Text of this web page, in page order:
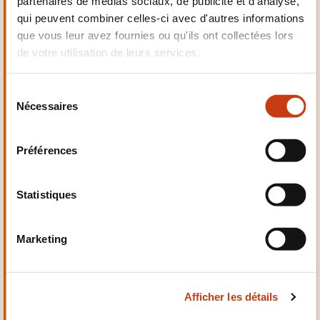
qui peuvent combiner celles-ci avec d'autres informations
que vous leur avez fournies ou qu'ils ont collectées lors
de votre utilisation de leurs services.
Nécessaires
Préférences
Statistiques
Marketing
Afficher les détails
Electrotechnique,
Automatismes